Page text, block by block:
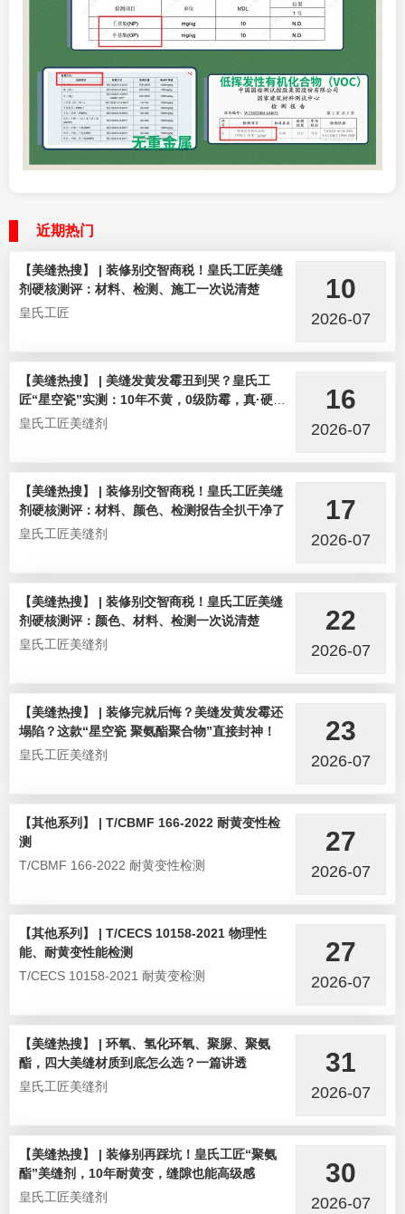
近期热门
【美缝热搜】 | 装修别交智商税！皇氏工匠美缝
剂硬核测评：材料、检测、施工一次说清楚
皇氏工匠
10
2026-07
【美缝热搜】 | 美缝发黄发霉丑到哭？皇氏工
匠“星空瓷”实测：10年不黄，0级防霉，真·硬核
选手！
皇氏工匠美缝剂
16
2026-07
【美缝热搜】 | 装修别交智商税！皇氏工匠美缝
剂硬核测评：材料、颜色、检测报告全扒干净了
皇氏工匠美缝剂
17
2026-07
【美缝热搜】 | 装修别交智商税！皇氏工匠美缝
剂硬核测评：颜色、材料、检测一次说清楚
皇氏工匠美缝剂
22
2026-07
【美缝热搜】 | 装修完就后悔？美缝发黄发霉还
塌陷？这款“星空瓷 聚氨酯聚合物”直接封神！
皇氏工匠美缝剂
23
2026-07
【其他系列】 | T/CBMF 166-2022 耐黄变性检
测
T/CBMF 166-2022 耐黄变性检测
27
2026-07
【其他系列】 | T/CECS 10158-2021 物理性
能、耐黄变性能检测
T/CECS 10158-2021 耐黄变检测
27
2026-07
【美缝热搜】 | 环氧、氢化环氧、聚脲、聚氨
酯，四大美缝材质到底怎么选？一篇讲透
皇氏工匠美缝剂
31
2026-07
【美缝热搜】 | 装修别再踩坑！皇氏工匠“聚氨
酯”美缝剂，10年耐黄变，缝隙也能高级感
皇氏工匠美缝剂
30
2026-07